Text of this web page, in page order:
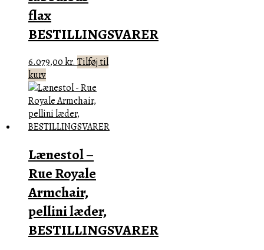
flax
BESTILLINGSVARER
6.079,00kr. Tilføj til
kurv
Lænestol –
Rue Royale
Armchair,
pellini læder,
BESTILLINGSVARER